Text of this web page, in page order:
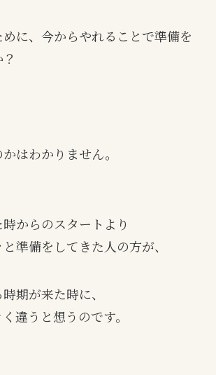
に、今からやれることで準備を
はわかりません。
からのスタートより
準備をしてきた人の方が、
期が来た時に、
違うと想うのです。